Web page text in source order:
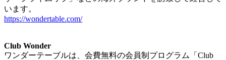
います。
https://wondertable.com/
Club Wonder
ワンダーテーブルは、会費無料の会員制プログラム「Club